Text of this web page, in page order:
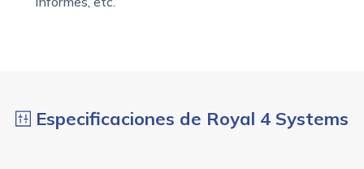
Especificaciones de Royal 4 Systems